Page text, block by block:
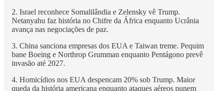
2. Israel reconhece Somalilândia e Zelensky vê Trump.
Netanyahu faz história no Chifre da África enquanto Ucrânia
avança nas negociações de paz.
3. China sanciona empresas dos EUA e Taiwan treme. Pequim
bane Boeing e Northrop Grumman enquanto Pentágono prevê
invasão até 2027.
4. Homicídios nos EUA despencam 20% sob Trump. Maior
queda da história americana enquanto ataques aéreos punem